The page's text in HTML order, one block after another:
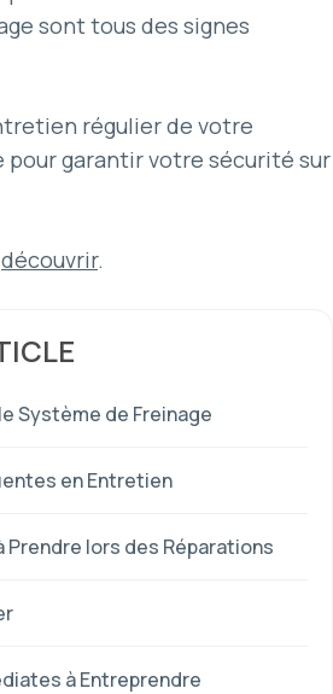
sont tous des signes
régulier de votre
pour garantir votre sécurité sur
découvrir.
Système de Freinage
en Entretien
Prendre lors des Réparations
à Entreprendre